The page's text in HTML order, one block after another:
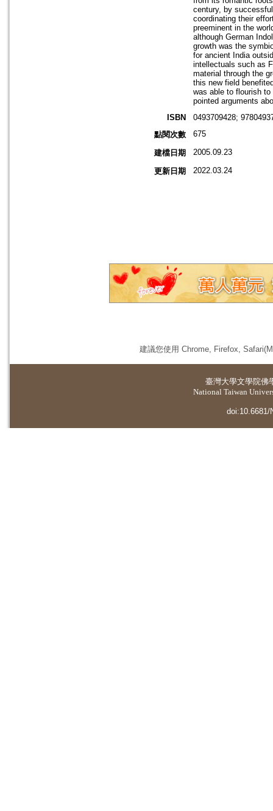
century, by
coordinating their
preeminent in the
although German
growth was the
for ancient India
intellectuals such as
material through the
this new field
was able to flourish
pointed arguments
ISBN
0493709428;
點閱次數
675
建檔日期 2005.09.23
更新日期 2022.03.24
建議您使用 Chrome, Firefox,
臺灣大學文學院佛
National Taiwan
doi:10.6681/